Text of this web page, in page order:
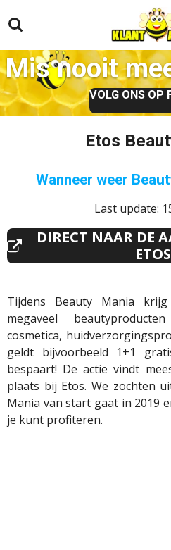
direct
naar
de
hoofdinhoud
Mis nooit
VOLG ONS OP
Etos
Wanneer weer
Last update:
DIRECT NAAR DE
Tijdens Beauty Mania
megaveel
cosmetica,
geldt bijvoorbeeld 1+1
bespaart! De actie vindt
plaats bij Etos. We zochten
Mania van start gaat in 2019
je kunt profiteren.